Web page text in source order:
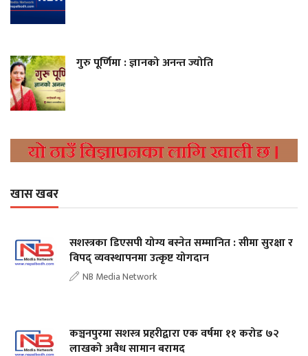
गुरु पूर्णिमा : ज्ञानको अनन्त ज्योति
खास खबर
सशस्त्रका डिएसपी योग्य बस्नेत सम्मानित : सीमा सुरक्षा र
विपद् व्यवस्थापनमा उत्कृष्ट योगदान
NB Media Network
कञ्चनपुरमा सशस्त्र प्रहरीद्वारा एक वर्षमा ११ करोड ७२
लाखको अवैध सामान बरामद